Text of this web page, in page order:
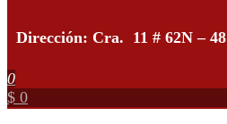
Dirección: Cra. 11 # 62N –
0
$ 0